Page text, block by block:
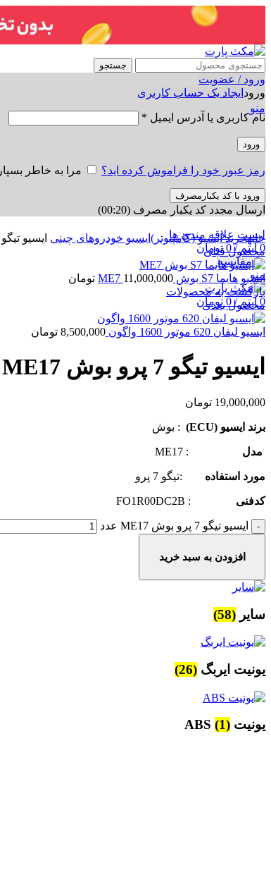
جستجو
ورود / عضویت
ورود ایجاد یک حساب کاربری
نام کاربری یا آدرس ایمیل *
ورود
رمز عبور خود را فراموش کرده اید؟ مرا به خاطر بسپار
ورود با کد یکبارمصرف
ارسال مجدد کد یکبار مصرف (00:
20
)
لیست علاقه مندی ها
0 آیتم /
0 تومان
0 مقایسه
منو
0 آیتم /
0 تومان
منو
خانهخرید ایسیو (کامپیوتر) ایسیو خودروهای چینی ایسیو تیگو 7 پرو بوش ME17
محصول قبلی
ایسیو هایما S7 بوش ME7 11,000,000
تومان
بازگشت به محصولات
محصول بعدی
ایسیو لیفان 620 موتور 1600 واگون 8,500,000 تومان
ایسیو تیگو 7 پرو بوش ME17
19,000,000 تومان
برند ایسیو (ECU) : بوش
مدل : ME17
مورد استفاده :تیگو 7 پرو
کدفنی : FO1R00DC2B
ایسیو تیگو 7 پرو بوش ME17 عدد
افزودن به سبد خرید
سایر (58)
یونیت ایربگ (26)
یونیت ABS (1)